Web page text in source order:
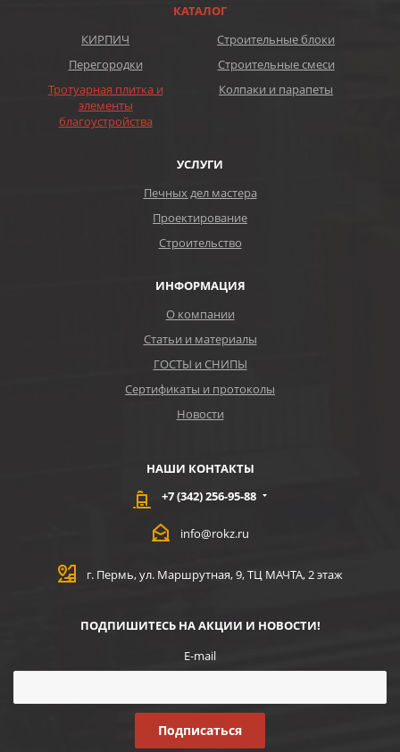
КАТАЛОГ
КИРПИЧ
Строительные блоки
Перегородки
Строительные смеси
Тротуарная плитка и
элементы
благоустройства
Колпаки и парапеты
УСЛУГИ
Печных дел мастера
Проектирование
Строительство
ИНФОРМАЦИЯ
О компании
Статьи и материалы
ГОСТЫ и СНИПЫ
Сертификаты и протоколы
Новости
НАШИ КОНТАКТЫ
+7 (342) 256-95-88
info@rokz.ru
г. Пермь, ул. Маршрутная, 9, ТЦ МАЧТА, 2 этаж
ПОДПИШИТЕСЬ НА АКЦИИ И НОВОСТИ!
E-mail